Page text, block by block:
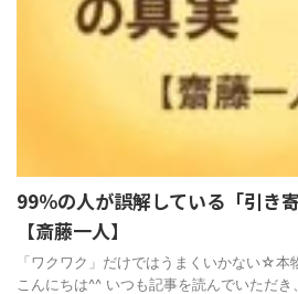
99％の人が誤解している「引き
【斎藤一人】
「ワクワク」だけではうまくいかない☆本
こんにちは^^ いつも記事を読んでいただき